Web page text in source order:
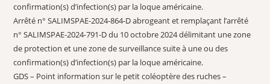
confirmation(s) d’infection(s) par la loque américaine.
Arrêté n° SALIMSPAE-2024-864-D abrogeant et remplaçant l’arrêté
n° SALIMSPAE-2024-791-D du 10 octobre 2024 délimitant une zone
de protection et une zone de surveillance suite à une ou des
confirmation(s) d’infection(s) par la loque américaine.
GDS – Point information sur le petit coléoptère des ruches –